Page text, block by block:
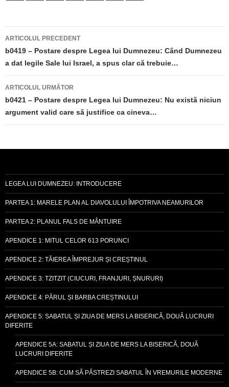
Navigare
în
articole
ARTICOLUL PRECEDENT
b0419 – Postare despre Legea lui Dumnezeu: Când Dumnezeu
a dat legile Sale lui Israel, a spus clar că trebuie…
ARTICOLUL URMĂTOR
b0421 – Postare despre Legea lui Dumnezeu: Nu există niciun
argument valid care să justifice ca cineva…
LEGEA LUI DUMNEZEU: INTRODUCERE
PARTEA 1: MARELE PLAN AL DIAVOLULUI ÎMPOTRIVA NEAMURILOR
PARTEA 2: PLANUL FALS DE MÂNTUIRE
APENDICE 1: MITUL CELOR 613 PORUNCI
APENDICE 2: TĂIEREA ÎMPREJUR ȘI CREȘTINUL
APENDICE 3: TZITZIT (CIUCURI, FRANJURI, ȘNURURI)
APENDICE 4: PĂRUL ȘI BARBA CREȘTINULUI
APENDICE 5: SABATUL ȘI ZIUA DE MERS LA BISERICĂ, DOUĂ LUCRURI
DIFERITE
APENDICE 5A: SABATUL ȘI ZIUA DE MERS LA BISERICĂ, DOUĂ
LUCRURI DIFERITE
APENDICE 5B: CUM SĂ PĂSTREZI SABATUL ÎN VREMURILE MODERNE